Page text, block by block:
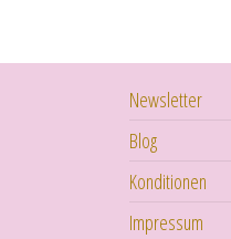
Newsletter
Blog
Konditionen
Impressum